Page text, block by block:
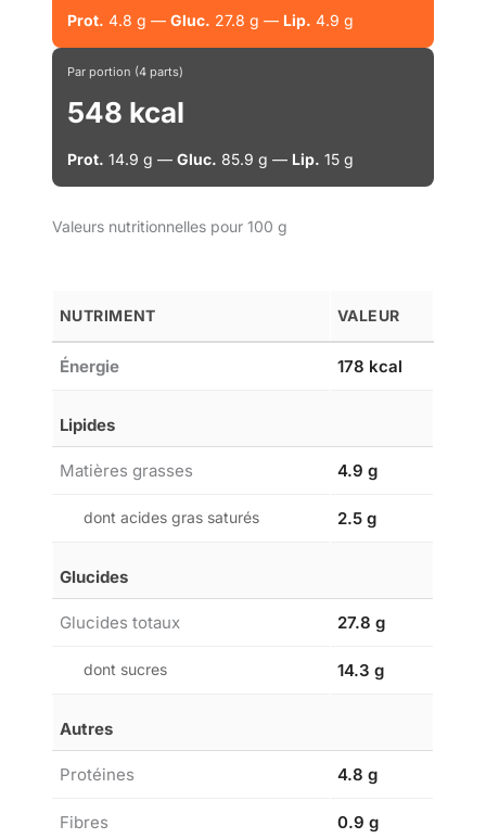
Prot. 4.8 g — Gluc. 27.8 g — Lip. 4.9 g
Par portion (4 parts)
548 kcal
Prot. 14.9 g — Gluc. 85.9 g — Lip. 15 g
Valeurs nutritionnelles pour 100 g
NUTRIMENT VALEUR
Énergie 178 kcal
Lipides
Matières grasses 4.9 g
dont acides gras saturés 2.5 g
Glucides
Glucides totaux 27.8 g
dont sucres 14.3 g
Autres
Protéines 4.8 g
Fibres 0.9 g